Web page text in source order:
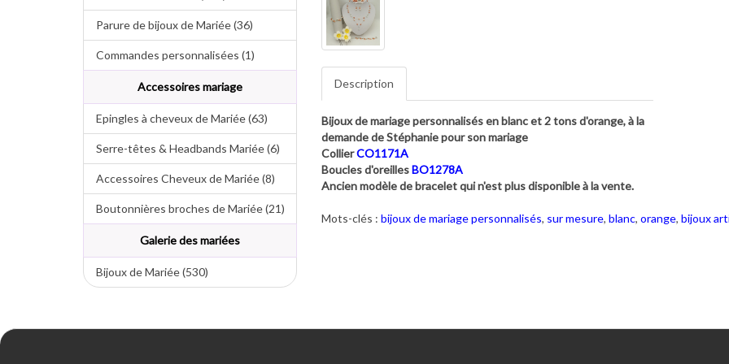
Parure de bijoux de Mariée (36)
Commandes personnalisées (1)
Accessoires mariage
Epingles à cheveux de Mariée (63)
Serre-têtes & Headbands Mariée (6)
Accessoires Cheveux de Mariée (8)
Boutonnières broches de Mariée (21)
Galerie des mariées
Bijoux de Mariée (530)
Description
Bijoux de mariage personnalisés en blanc et 2 tons d'orange, à la
demande de Stéphanie pour son mariage
CollierCO1171A
Boucles d'oreillesBO1278A
Ancien modèle de bracelet qui n'est plus disponible à la vente.
Mots-clés : bijoux de mariage personnalisés, sur mesure, blanc, orange, bijoux